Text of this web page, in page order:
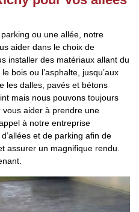
ou une allée, notre
aider dans le choix de
installer des matériaux allant du
bois ou l’asphalte, jusqu’aux
les dalles, pavés et bétons
mais nous pouvons toujours
aider à prendre une
à notre entreprise
et de parking afin de
assurer un magnifique rendu.